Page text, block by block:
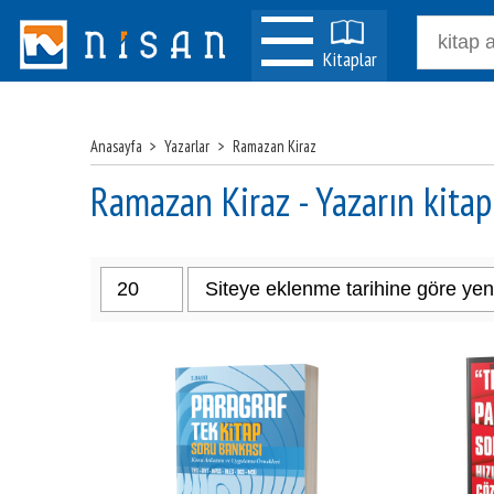
Kitaplar
Anasayfa > Yazarlar > Ramazan Kiraz
Ramazan Kiraz - Yazarın